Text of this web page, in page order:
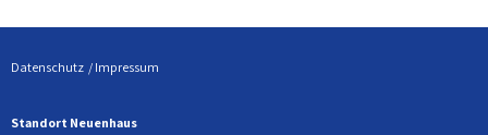
Datenschutz Impressum
Standort Neuenhaus